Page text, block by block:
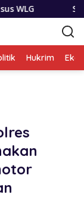
Selama Sepekan
Hukrim